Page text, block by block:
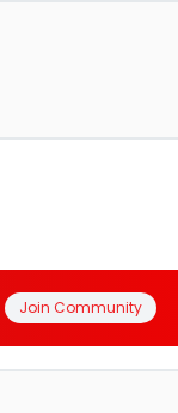
Join Community